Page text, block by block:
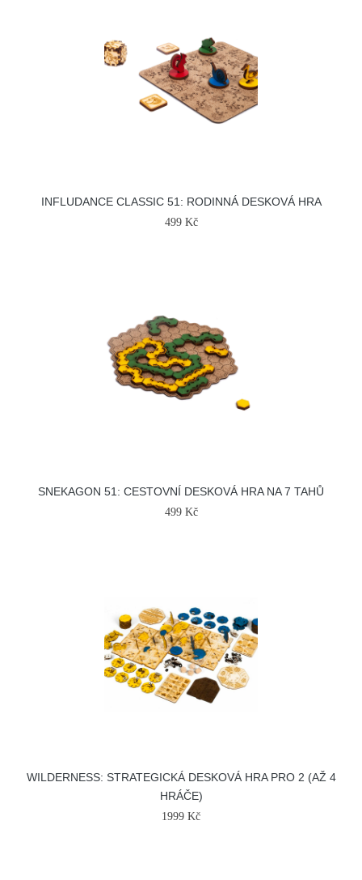
INFLUDANCE CLASSIC 51: RODINNÁ DESKOVÁ HRA
499 Kč
SNEKAGON 51: CESTOVNÍ DESKOVÁ HRA NA 7 TAHŮ
499 Kč
WILDERNESS: STRATEGICKÁ DESKOVÁ HRA PRO 2 (AŽ 4
HRÁČE)
1999 Kč